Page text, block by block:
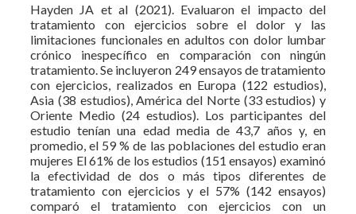
Hayden JA et al (2021). Evaluaron el impacto del
tratamiento con ejercicios sobre el dolor y las
limitaciones funcionales en adultos con dolor lumbar
crónico inespecífico en comparación con ningún
tratamiento. Se incluyeron 249 ensayos de tratamiento
con ejercicios, realizados en Europa (122 estudios),
Asia (38 estudios), América del Norte (33 estudios) y
Oriente Medio (24 estudios). Los participantes del
estudio tenían una edad media de 43,7 años y, en
promedio, el 59 % de las poblaciones del estudio eran
mujeres El 61% de los estudios (151 ensayos) examinó
la efectividad de dos o más tipos diferentes de
tratamiento con ejercicios y el 57% (142 ensayos)
comparó el tratamiento con ejercicios con un